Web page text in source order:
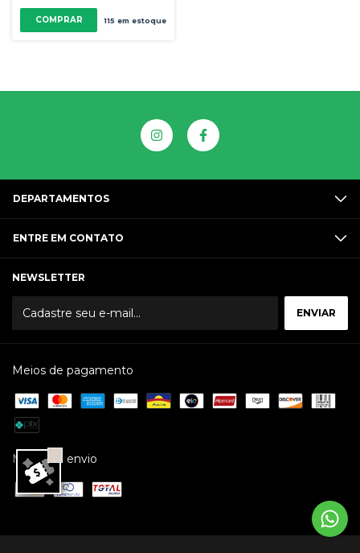
COMPRAR 115 em estoque
DEPARTAMENTOS
ENTRE EM CONTATO
NEWSLETTER
Meios de pagamento
Meios de envio